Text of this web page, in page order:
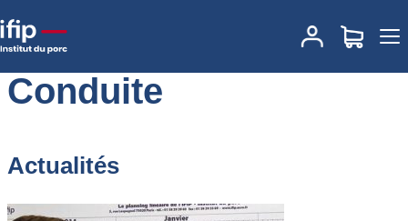
Accueil
Conduite
Actualités